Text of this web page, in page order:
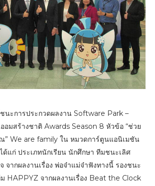
นะการประกวดผลงาน Software Park –
อมสร้างชาติ Awards Season 8 หัวข้อ “ช่วย
” We are family ใน หมวดการ์ตูนแอนิเมชัน
ด้แก่ ประเภทนักเรียน นักศึกษา ทีมชนะเลิศ
จากผลงานเรื่อง พ่อจ๋าแม่จ๋าฟังทางนี้ รองชนะ
HAPPYZ จากผลงานเรื่อง Beat the Clock